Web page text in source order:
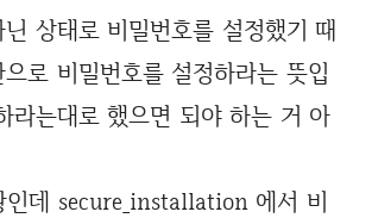
상태로 비밀번호를 설정했기 때
로 비밀번호를 설정하라는 뜻입
라는대로 했으면 되야 하는 거 아
인데 secure_installation 에서 비